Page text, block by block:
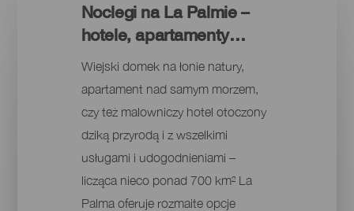
Noclegi na La Palmie –
hotele, apartamenty…
Wiejski domek na łonie natury,
apartament nad samym morzem,
czy też malowniczy hotel otoczony
dziką przyrodą i z wszelkimi
usługami i udogodnieniami –
licząca nieco ponad 700 km² La
Palma oferuje rozmaite opcje